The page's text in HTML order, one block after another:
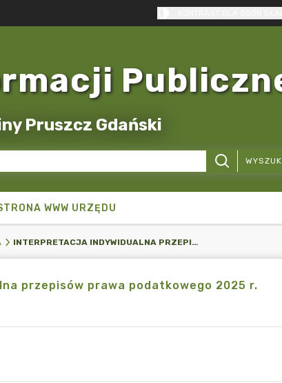
Pruszcz Gdański
WWW URZĘDU
INTERPRETACJA INDYWIDUALNA PRZEPISÓW PRAWA PODATKOWEGO 2025 R.
przepisów prawa podatkowego 2025 r.